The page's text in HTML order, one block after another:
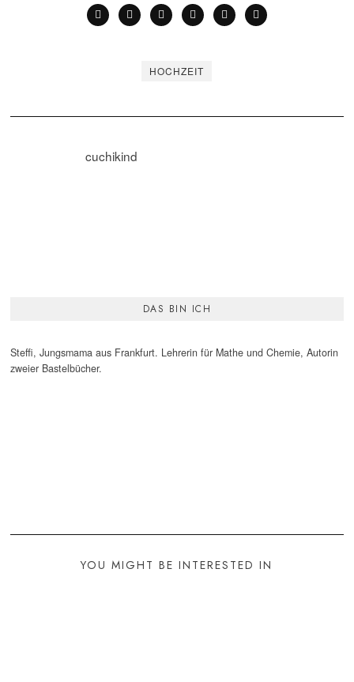
HOCHZEIT
cuchikind
DAS BIN ICH
Steffi, Jungsmama aus Frankfurt. Lehrerin für Mathe und Chemie, Autorin
zweier Bastelbücher.
YOU MIGHT BE INTERESTED IN